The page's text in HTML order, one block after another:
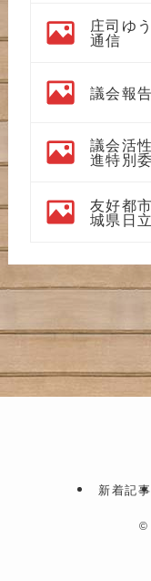
庄司ゆ
通信
議会報
議会活
進特別
友好都
城県日
新着記事
©